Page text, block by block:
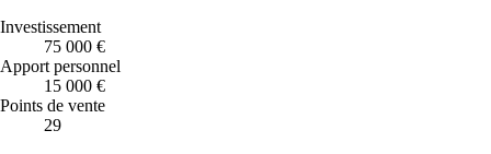
Investissement
75 000 €
Apport personnel
15 000 €
Points de vente
29